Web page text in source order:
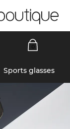
Sports glasses